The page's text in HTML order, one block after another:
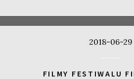
2018-06-29
FILMY FESTIWALU